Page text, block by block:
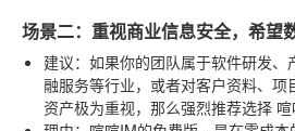
场景二：重视商业信息安全，希望
建议：如果你的团队属于软件研发
融服务等行业，或者对客户资料、项
资产极为重视，那么强烈推荐选择